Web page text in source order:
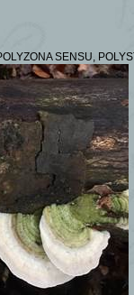
SENSU,